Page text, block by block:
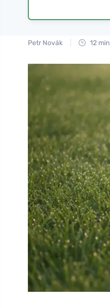
Petr Novák 12 min